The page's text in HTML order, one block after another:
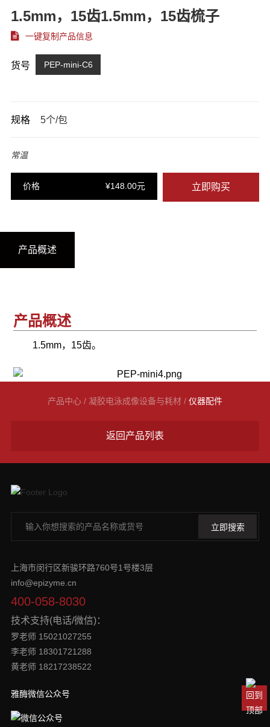
1.5mm，15齿1.5mm，15齿梳子
一键复制产品信息
货号 PEP-mini-C6
规格 5个/包
常温
价格 ¥148.00元 立即购买
产品概述
产品概述
1.5mm，15齿。
产品中心 / 凝胶电泳成像设备与耗材 / 仪器配件
返回产品列表
上海市闵行区新骏环路760号1号楼3层
info@epizyme.cn
400-058-8030
技术支持(电话/微信)：
罗老师 15021027255
李老师 18301721288
黄老师 18217238522
雅酶微信公众号